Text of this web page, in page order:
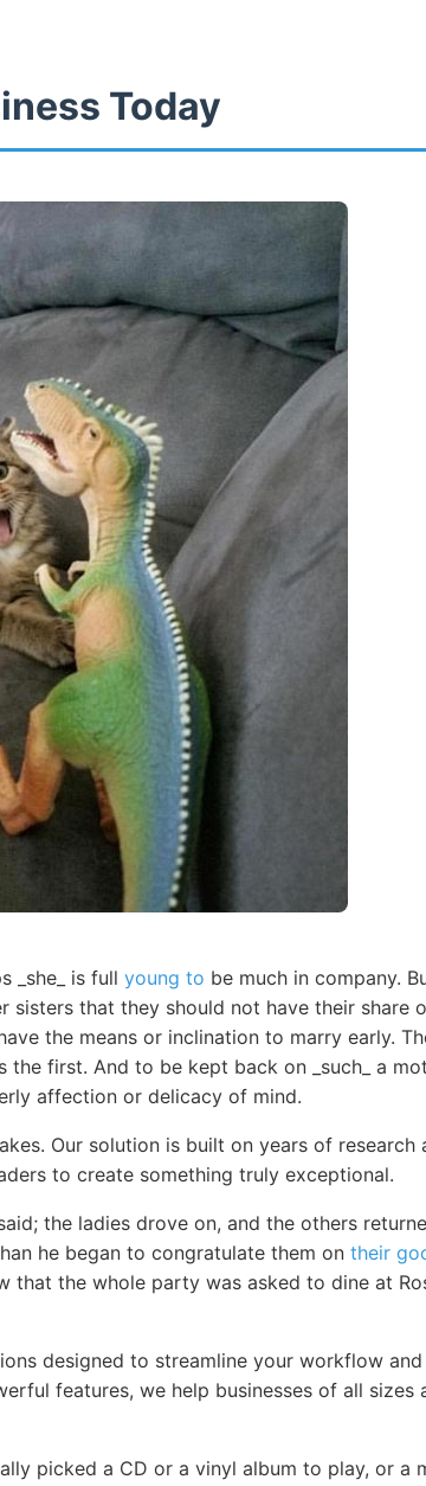
Today
_she_ is full young to be much in company.
sisters that they should not have their share
the means or inclination to marry early.
the first. And to be kept back on _such_ a
affection or delicacy of mind.
Our solution is built on years of research
to create something truly exceptional.
the ladies drove on, and the others
he began to congratulate them on their
that the whole party was asked to dine at
designed to streamline your workflow
features, we help businesses of all sizes
picked a CD or a vinyl album to play, or a